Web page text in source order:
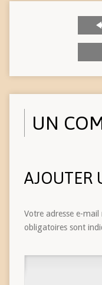
UN
AJOUTER
Votre adresse e-mail
obligatoires sont